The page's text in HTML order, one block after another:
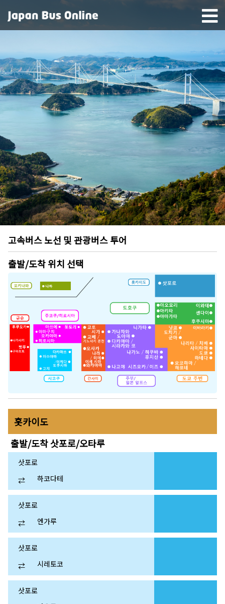
고속버스 노선 및 관광버스 투어
출발/도착 위치 선택
홋카이도
출발/도착삿포로/오타루
삿포로
⇄
하코다테
삿포로
⇄
엔가루
삿포로
⇄
시레토코
삿포로